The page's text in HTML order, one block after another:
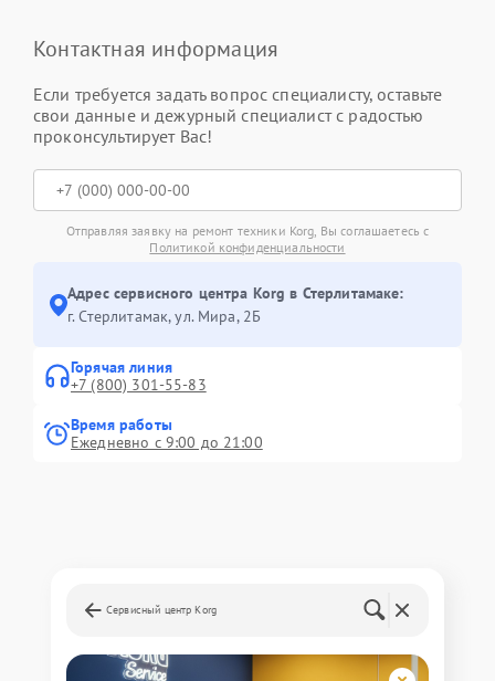
Контактная информация
Если требуется задать вопрос специалисту, оставьте
свои данные и дежурный специалист с радостью
проконсультирует Вас!
Отправляя заявку на ремонт техники Korg, Вы соглашаетесь с
Политикой конфиденциальности
Адрес сервисного центра Korg в Стерлитамаке:
г. Стерлитамак, ул. Мира, 2Б
Горячая линия
+7 (800) 301-55-83
Время работы
Ежедневно с 9:00 до 21:00
Сервисный центр Korg